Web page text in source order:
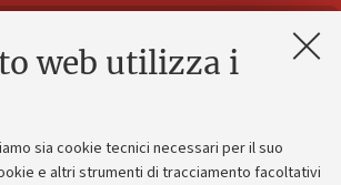
web utilizza i
sia cookie tecnici necessari per il suo
e altri strumenti di tracciamento facoltativi
Contatti e PEC
Alumni community